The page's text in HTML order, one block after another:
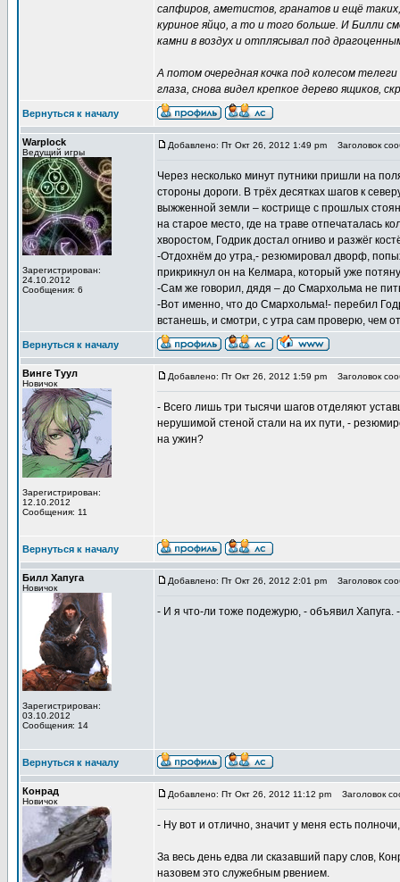
сапфиров, аметистов, гранатов и ещё
куриное яйцо, а то и того больше. И Билли
камни в воздух и отплясывал под
А потом очередная кочка под колесом
глаза, снова видел крепкое дерево ящиков,
Вернуться к началу
Warplock
Ведущий игры
Зарегистрирован:
24.10.2012
Сообщения: 6
Добавлено: Пт Окт 26, 2012 1:49 pm Заголовок
Через несколько минут путники пришли на
стороны дороги. В трёх десятках шагов к
выжженной земли – кострище с прошлых
на старое место, где на траве отпечаталась
хворостом, Годрик достал огниво и разжёг
-Отдохнём до утра,- резюмировал дворф,
прикрикнул он на Келмара, который уже
-Сам же говорил, дядя – до Смархольма не
-Вот именно, что до Смархольма!- перебил
встанешь, и смотри, с утра сам проверю, чем
Вернуться к началу
Винге Туул
Новичок
Зарегистрирован:
12.10.2012
Сообщения: 11
Добавлено: Пт Окт 26, 2012 1:59 pm Заголовок
- Всего лишь три тысячи шагов отделяют
нерушимой стеной стали на их пути, -
на ужин?
Вернуться к началу
Билл Хапуга
Новичок
Зарегистрирован:
03.10.2012
Сообщения: 14
Добавлено: Пт Окт 26, 2012 2:01 pm Заголовок
- И я что-ли тоже подежурю, - объявил Хапуга.
Вернуться к началу
Конрад
Новичок
Добавлено: Пт Окт 26, 2012 11:12 pm Заголовок
- Ну вот и отлично, значит у меня есть
За весь день едва ли сказавший пару слов,
назовем это служебным рвением.